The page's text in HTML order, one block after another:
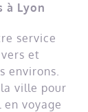
à Lyon
service
et
environs.
ville pour
voyage